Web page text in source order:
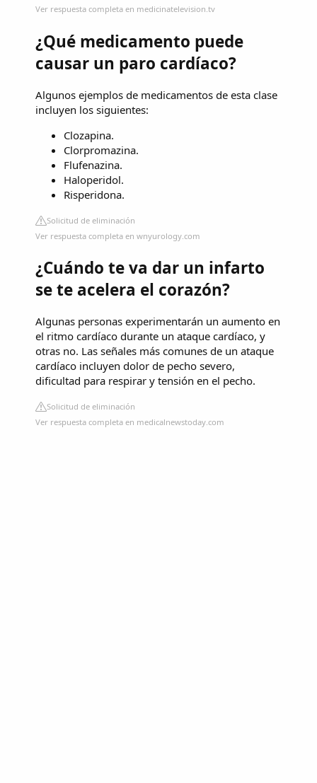
Ver respuesta completa en medicinatelevision.tv
¿Qué medicamento puede
causar un paro cardíaco?
Algunos ejemplos de medicamentos de esta clase
incluyen los siguientes:
Clozapina.
Clorpromazina.
Flufenazina.
Haloperidol.
Risperidona.
Solicitud de eliminación
Ver respuesta completa en wnyurology.com
¿Cuándo te va dar un infarto
se te acelera el corazón?
Algunas personas experimentarán un aumento en
el ritmo cardíaco durante un ataque cardíaco, y
otras no. Las señales más comunes de un ataque
cardíaco incluyen dolor de pecho severo,
dificultad para respirar y tensión en el pecho.
Solicitud de eliminación
Ver respuesta completa en medicalnewstoday.com